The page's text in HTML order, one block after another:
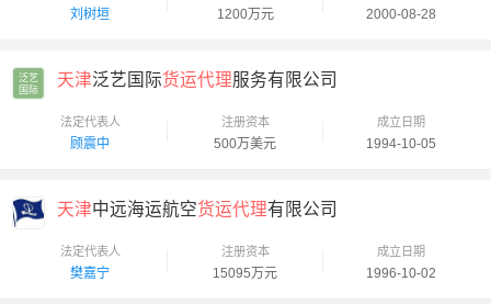
刘树垣 1200万元 2000-08-28
泛艺
国际
天津泛艺国际货运代理服务有限公司
法定代表人
顾震中
注册资本
500万美元
成立日期
1994-10-05
天津中远海运航空货运代理有限公司
法定代表人
樊嘉宁
注册资本
15095万元
成立日期
1996-10-02